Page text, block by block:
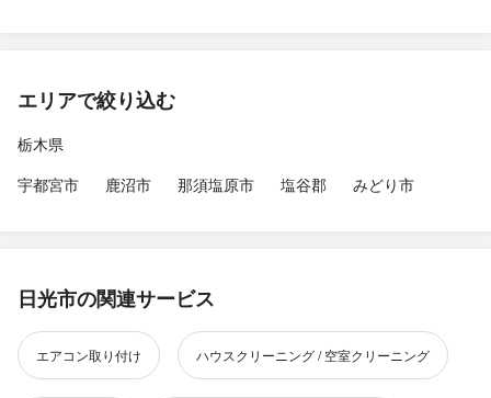
エリアで絞り込む
栃木県
宇都宮市
鹿沼市 那須塩原市 塩谷郡 みどり市
日光市の関連サービス
エアコン取り付け ハウスクリーニング / 空室クリーニング